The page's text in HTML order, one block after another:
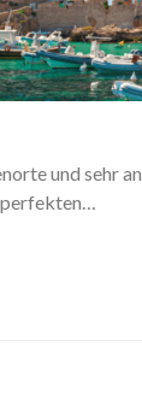
und sehr
perfekten…